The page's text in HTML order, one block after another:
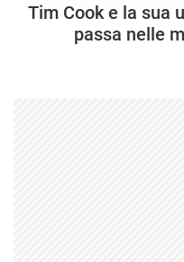
Tim Cook e la sua
passa nelle